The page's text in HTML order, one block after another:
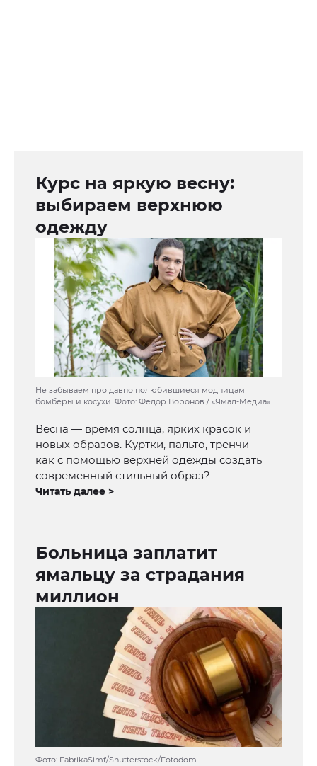
Курс на яркую весну:
выбираем верхнюю
одежду
Не забываем про давно полюбившиеся модницам
бомберы и косухи. Фото: Фёдор Воронов / «Ямал-Медиа»
Весна — время солнца, ярких красок и
новых образов. Куртки, пальто, тренчи —
как с помощью верхней одежды создать
современный стильный образ?
Читать далее >
Больница заплатит
ямальцу за страдания
миллион
Фото: FabrikaSimf/Shutterstock/Fotodom